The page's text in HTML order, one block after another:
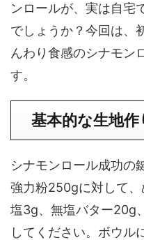
ンロールが、実は自宅
でしょうか？今回は、
んわり食感のシナモン
す。
基本的な生地
シナモンロール成功の
強力粉250gに対して、
塩3g、無塩バター20g
してください。ボウル